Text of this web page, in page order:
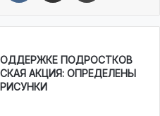
ПОДРОСТКОВ
АКЦИЯ: ОПРЕДЕЛЕНЫ